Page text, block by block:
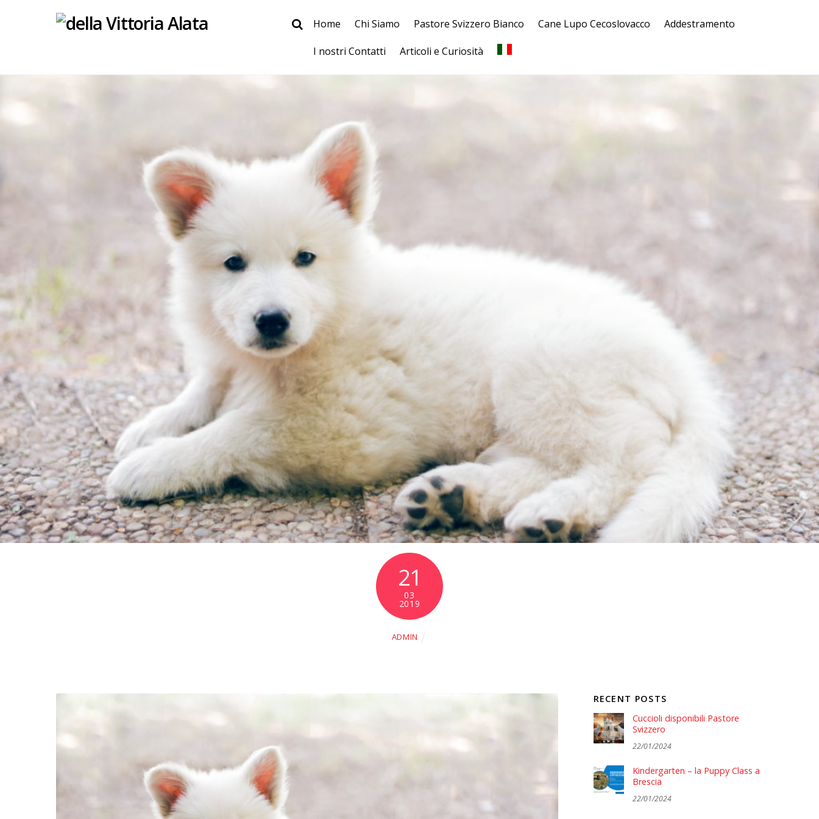
Home Chi Siamo Pastore Svizzero Bianco Cane Lupo Cecoslovacco Addestramento
I nostri Contatti Articoli e Curiosità
21
03
2019
ADMIN
RECENT POSTS
Cuccioli disponibili Pastore
Svizzero
22/01/2024
Kindergarten – la Puppy Class a
Brescia
22/01/2024